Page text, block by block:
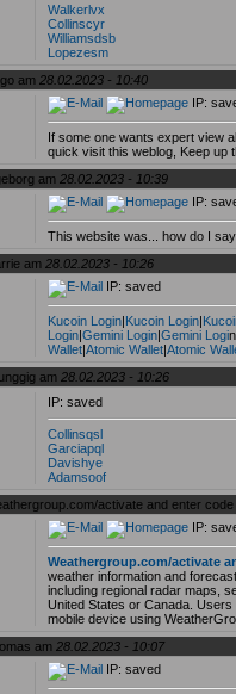
Walkerlvx
Collinscyr
Williamsdsb
Lopezesm
am 28.02.2023 - 10:40
IP:
If some one wants expert view
quick visit this weblog, Keep up
am 28.02.2023 - 10:39
IP:
This website was... how do I
am 28.02.2023 - 10:26
IP: saved
Kucoin Login|Kucoin Login|
Login|Gemini Login|Gemini Logi
Wallet|Atomic Wallet|Atomic
am 28.02.2023 - 10:26
IP: saved
Collinsqsl
Garciapql
Davishye
Adamsoof
activate and enter
IP:
Weathergroup.com/activate
weather information and
including regional radar maps,
United States or Canada.
mobile device using
am 28.02.2023 - 10:07
IP: saved